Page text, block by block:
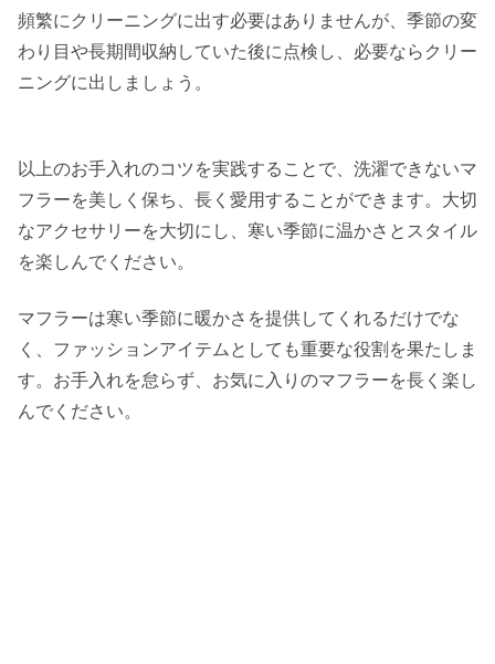
頻繁にクリーニングに出す必要はありませんが、季節の変
わり目や長期間収納していた後に点検し、必要ならクリー
ニングに出しましょう。
以上のお手入れのコツを実践することで、洗濯できないマ
フラーを美しく保ち、長く愛用することができます。大切
なアクセサリーを大切にし、寒い季節に温かさとスタイル
を楽しんでください。
マフラーは寒い季節に暖かさを提供してくれるだけでな
く、ファッションアイテムとしても重要な役割を果たしま
す。お手入れを怠らず、お気に入りのマフラーを長く楽し
んでください。